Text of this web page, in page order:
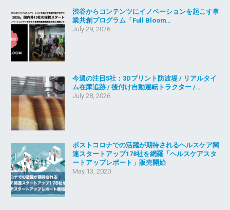
渋谷からコンテンツにイノベーションを起こす事
業共創プログラム「Full Bloom…
July 29, 2026
今週の注目5社：3Dプリント防波堤 / リアルタイ
ム在庫追跡 / 後付け自動運転トラクター /…
July 28, 2026
ポストコロナでの活躍が期待されるヘルスケア関
連スタートアップ178社を網羅「ヘルスケアスタ
ートアップレポート」販売開始
May 13, 2020